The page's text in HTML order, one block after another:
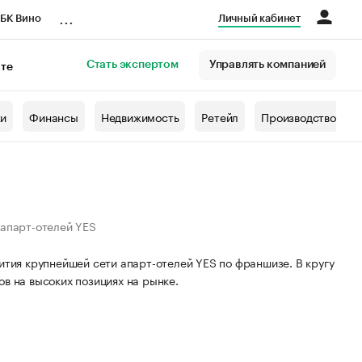
Вино Личный кабинет
Стать экспертом Управлять компанией
Финансы Недвижимость Ретейл Производство
отелей YES
крупнейшей сети апарт-отелей YES по франшизе. В кругу
на высоких позициях на рынке.